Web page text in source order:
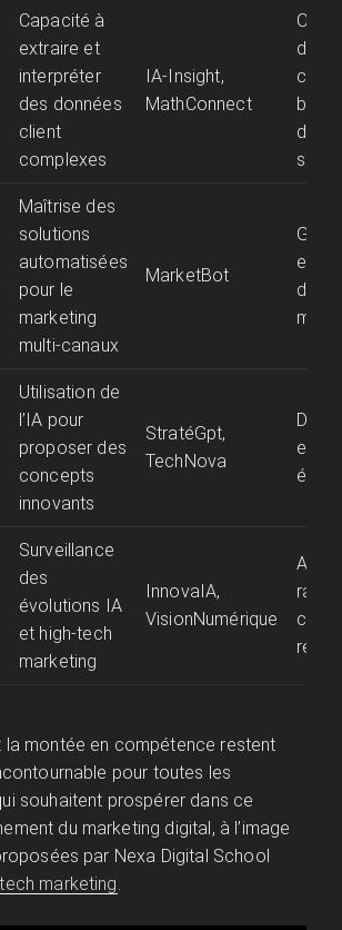
Capacité à
extraire et
interpréter
des données
client
complexes
IA-Insight,
MathConnect
des
des
Maîtrise des
solutions
automatisées
pour le
marketing
multi-canaux
MarketBot
Gain
et
des
Utilisation de
l’IA pour
proposer des
concepts
innovants
StratéGpt,
TechNova
et
Surveillance
des
évolutions IA
et high-tech
marketing
InnovaIA,
VisionNumérique
la montée en compétence restent
pour toutes les
souhaitent prospérer dans ce
du marketing digital, à l’image
par Nexa Digital School
marketing.